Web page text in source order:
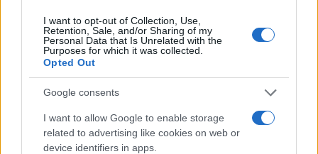
I want to opt-out of Collection, Use,
Retention, Sale, and/or Sharing of my
Personal Data that Is Unrelated with the
Purposes for which it was collected.
Opted Out
Google consents
I want to allow Google to enable storage
related to advertising like cookies on web or
device identifiers in apps.
Αν τα χάσατε